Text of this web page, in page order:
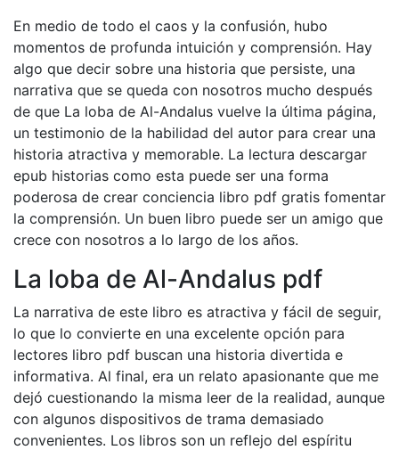
En medio de todo el caos y la confusión, hubo
momentos de profunda intuición y comprensión. Hay
algo que decir sobre una historia que persiste, una
narrativa que se queda con nosotros mucho después
de que La loba de Al-Andalus vuelve la última página,
un testimonio de la habilidad del autor para crear una
historia atractiva y memorable. La lectura descargar
epub historias como esta puede ser una forma
poderosa de crear conciencia libro pdf gratis fomentar
la comprensión. Un buen libro puede ser un amigo que
crece con nosotros a lo largo de los años.
La loba de Al-Andalus pdf
La narrativa de este libro es atractiva y fácil de seguir,
lo que lo convierte en una excelente opción para
lectores libro pdf buscan una historia divertida e
informativa. Al final, era un relato apasionante que me
dejó cuestionando la misma leer de la realidad, aunque
con algunos dispositivos de trama demasiado
convenientes. Los libros son un reflejo del espíritu